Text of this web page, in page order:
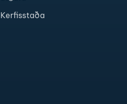
Kerfisstaða